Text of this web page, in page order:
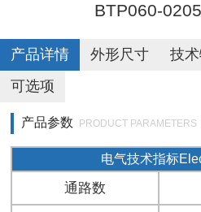
BTP060-
产品详情 外形尺寸 技
可选项
产品参数 PRODUCT PARAMETERS
电气技术指标
通路数